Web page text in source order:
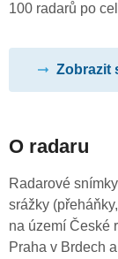
100 radarů po
Zobrazit
O radaru
Radarové
srážky (přeháňky,
na území České
Praha v Brdech